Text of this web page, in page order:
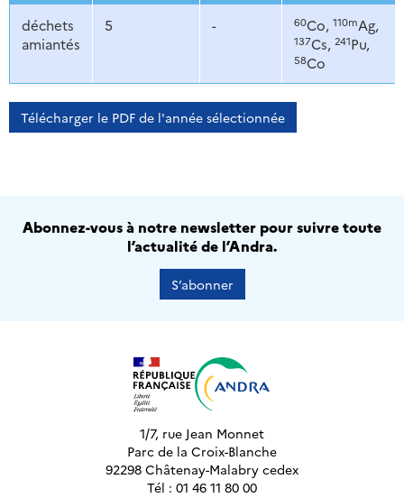
déchets
amiantés
5 - 60Co, 110mAg,
137Cs, 241Pu,
58Co
Télécharger le PDF de l'année sélectionnée
Abonnez-vous à notre newsletter pour suivre toute
l’actualité de l’Andra.
S’abonner
1/7, rue Jean Monnet
Parc de la Croix-Blanche
92298 Châtenay-Malabry cedex
Tél : 01 46 11 80 00